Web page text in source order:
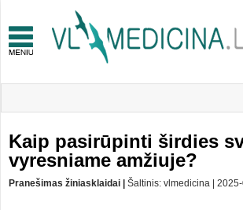
Kaip pasirūpinti širdies
vyresniame amžiuje?
Pranešimas žiniasklaidai | Šaltinis: vlmedicina |